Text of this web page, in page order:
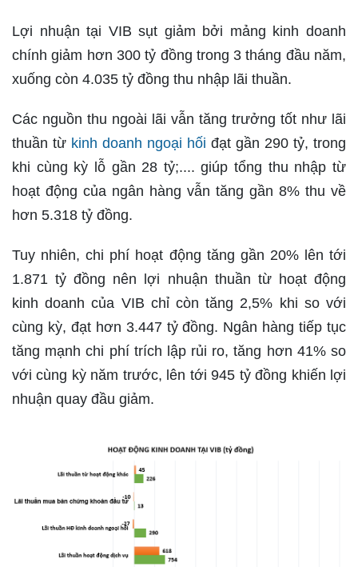
Lợi nhuận tại VIB sụt giảm bởi mảng kinh doanh
chính giảm hơn 300 tỷ đồng trong 3 tháng đầu năm,
xuống còn 4.035 tỷ đồng thu nhập lãi thuần.
Các nguồn thu ngoài lãi vẫn tăng trưởng tốt như lãi
thuần từ kinh doanh ngoại hối đạt gần 290 tỷ, trong
khi cùng kỳ lỗ gần 28 tỷ;.... giúp tổng thu nhập từ
hoạt động của ngân hàng vẫn tăng gần 8% thu về
hơn 5.318 tỷ đồng.
Tuy nhiên, chi phí hoạt động tăng gần 20% lên tới
1.871 tỷ đồng nên lợi nhuận thuần từ hoạt động
kinh doanh của VIB chỉ còn tăng 2,5% khi so với
cùng kỳ, đạt hơn 3.447 tỷ đồng. Ngân hàng tiếp tục
tăng mạnh chi phí trích lập rủi ro, tăng hơn 41% so
với cùng kỳ năm trước, lên tới 945 tỷ đồng khiến lợi
nhuận quay đầu giảm.